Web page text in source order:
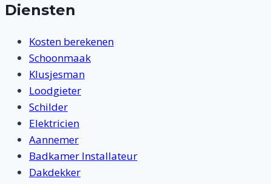
Diensten
Kosten berekenen
Schoonmaak
Klusjesman
Loodgieter
Schilder
Elektricien
Aannemer
Badkamer Installateur
Dakdekker